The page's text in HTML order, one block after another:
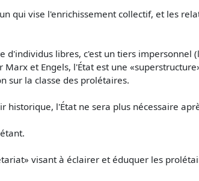
qui vise l'enrichissement collectif, et les
d'individus libres, c'est un tiers
et Engels, l'État est une
sur la classe des prolétaires.
historique, l'État ne sera plus nécessaire
visant à éclairer et éduquer les